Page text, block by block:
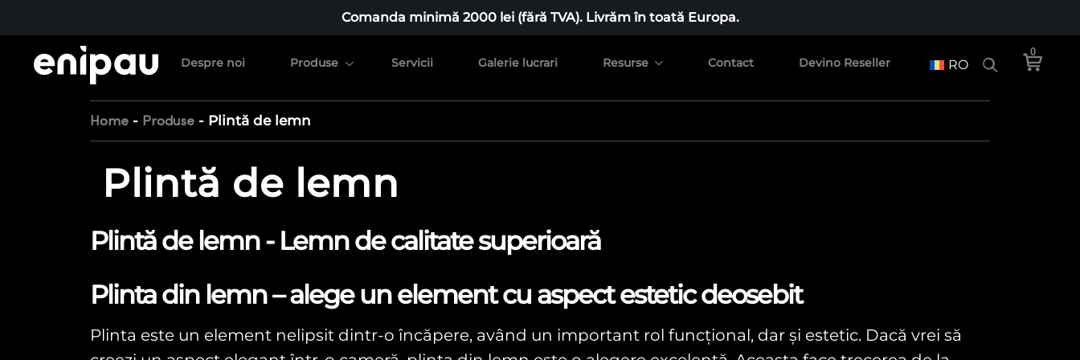
Comanda minimă 2000 lei (fără TVA). Livrăm în toată Europa.
Despre noi Produse Servicii Galerie lucrari Resurse Contact Devino Reseller RO
0
Home - Produse - Plintă de lemn
Plintă de lemn
Plintă de lemn - Lemn de calitate superioară
Plinta din lemn – alege un element cu aspect estetic deosebit
Plinta este un element nelipsit dintr-o încăpere, având un important rol funcțional, dar și estetic. Dacă vrei să